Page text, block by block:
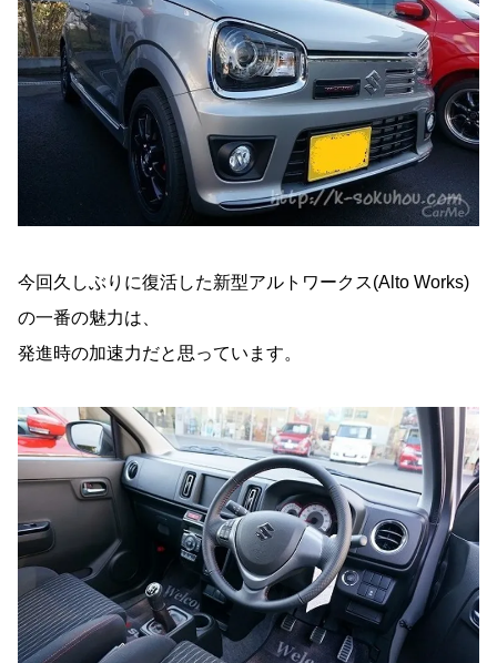
今回久しぶりに復活した新型アルトワークス(Alto Works)
の一番の魅力は、
発進時の加速力だと思っています。